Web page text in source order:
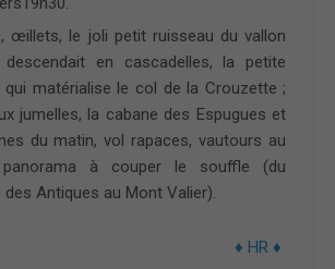
œillets, le joli petit ruisseau du vallon
descendait en cascadelles, la petite
qui matérialise le col de la Crouzette ;
jumelles, la cabane des Espugues et
du matin, vol rapaces, vautours au
à couper le souffle (du
Antiques au Mont Valier).
♦ HR ♦